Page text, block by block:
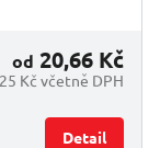
Kč včetně DPH
od 20,66 Kč
Detail